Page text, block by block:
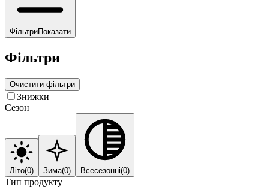
ФільтриПоказати
Фільтри
Очистити фільтри
Знижки
Сезон
Літо(0) Зима(0) Всесезонні(0)
Тип продукту